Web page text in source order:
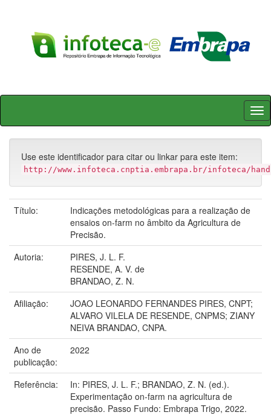
Skip
Use este identificador para citar ou linkar para este item:
http://www.infoteca.cnptia.embrapa.br/infoteca/
Título:
Indicações metodológicas para a realização de
ensaios on-farm no âmbito da Agricultura de
Precisão.
Autoria:
PIRES, J. L. F.
RESENDE, A. V. de
BRANDAO, Z. N.
Afiliação:
JOAO LEONARDO FERNANDES PIRES, CNPT;
ALVARO VILELA DE RESENDE, CNPMS; ZIANY
NEIVA BRANDAO, CNPA.
Ano de
publicação:
2022
Referência:
In: PIRES, J. L. F.; BRANDAO, Z. N. (ed.).
Experimentação on-farm na agricultura de
precisão. Passo Fundo: Embrapa Trigo, 2022.